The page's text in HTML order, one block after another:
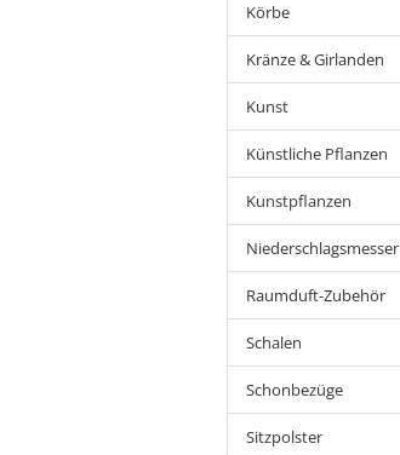
Körbe
Kränze & Girlanden
Kunst
Künstliche Pflanzen
Kunstpflanzen
Niederschlagsmesser
Raumduft-Zubehör
Schalen
Schonbezüge
Sitzpolster